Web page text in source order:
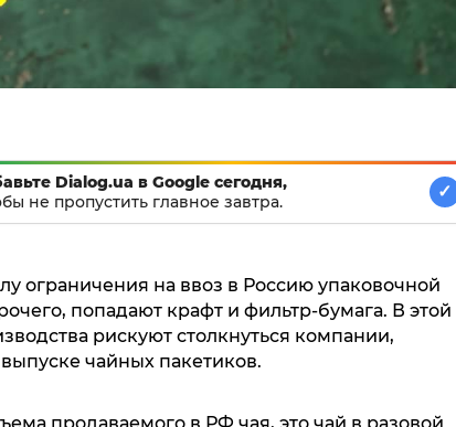
Dialog.ua в Google сегодня,
не пропустить главное завтра.
✓
ограничения на ввоз в Россию упаковочной
попадают крафт и фильтр-бумага. В этой
рискуют столкнуться компании,
чайных пакетиков.
продаваемого в РФ чая, это чай в разовой